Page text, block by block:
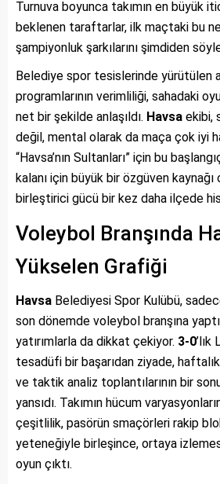
Turnuva boyunca takımın en büyük
beklenen taraftarlar, ilk maçtaki bu
şampiyonluk şarkılarını şimdiden
Belediye spor tesislerinde yürütülen
programlarının verimliliği, sahadaki
net bir şekilde anlaşıldı. Havsa ekibi,
değil, mental olarak da maça çok iyi
“Havsa’nın Sultanları” için bu
kalanı için büyük bir özgüven
birleştirici gücü bir kez daha ilçede
Voleybol Branşında
Yükselen Grafiği
Havsa Belediyesi Spor Kulübü,
son dönemde voleybol branşına
yatırımlarla da dikkat çekiyor. 3-0
tesadüfi bir başarıdan ziyade,
ve taktik analiz toplantılarının bir
yansıdı. Takımın hücum
çeşitlilik, pasörün smaçörleri rakip
yeteneğiyle birleşince, ortaya
oyun çıktı.